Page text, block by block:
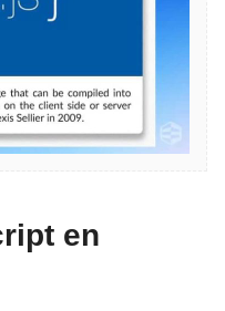
en